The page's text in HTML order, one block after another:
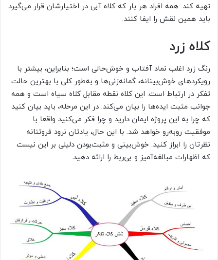
تهیه کند. همه افراد هر بار که کلاه آبی در اختیارشان قرار می‌گیرد
باید همین نقش را ایفا کنند.
کلاه زرد
رنگ زرد اغلب نماد آفتاب و خوش‌حالی است؛ بنابراین، بیشتر با
رویکردهای خوش‌بینانه، گمانه‌زنی‌ها و به‌طور کلی با بهترین حالت
تفکر در ارتباط است. این کلاه نقطه مقابل کلاه سیاه است و همه
جوانب مثبت ایده‌ها را بیان می‌کند. در این مرحله، باید بیان کنید
که چرا به این پروژه ایمان دارید و چرا فکر می‌کنید واقعا با
موفقیت روبه‌رو خواهد شد. با این‌ حال، یادتان نرود فروتنانه
نظرتان را ابراز کنید. خوش‌بینی و مثبت‌بودن دلیلی بر این نیست
که اظهارات مبالغه‌آمیز و بی‌ربط را ارائه دهید.